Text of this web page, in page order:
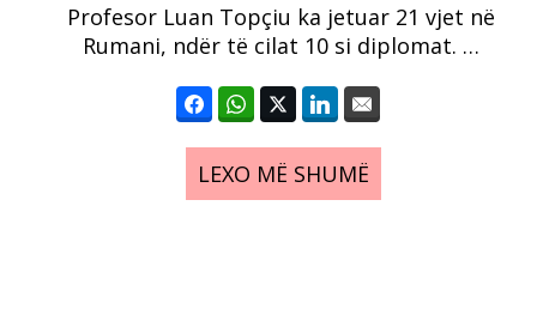
Profesor Luan Topçiu ka jetuar 21 vjet në
Rumani, ndër të cilat 10 si diplomat. …
LEXO MË SHUMË